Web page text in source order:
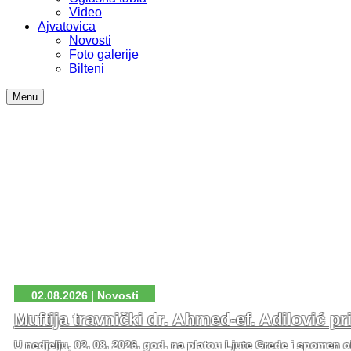
Video
Ajvatovica
Novosti
Foto galerije
Bilteni
Menu
02.08.2026 | Novosti
Muftija travnički dr. Ahmed-ef. Adilović
U nedjelju, 02. 08. 2026. god. na platou Ljute Grede i